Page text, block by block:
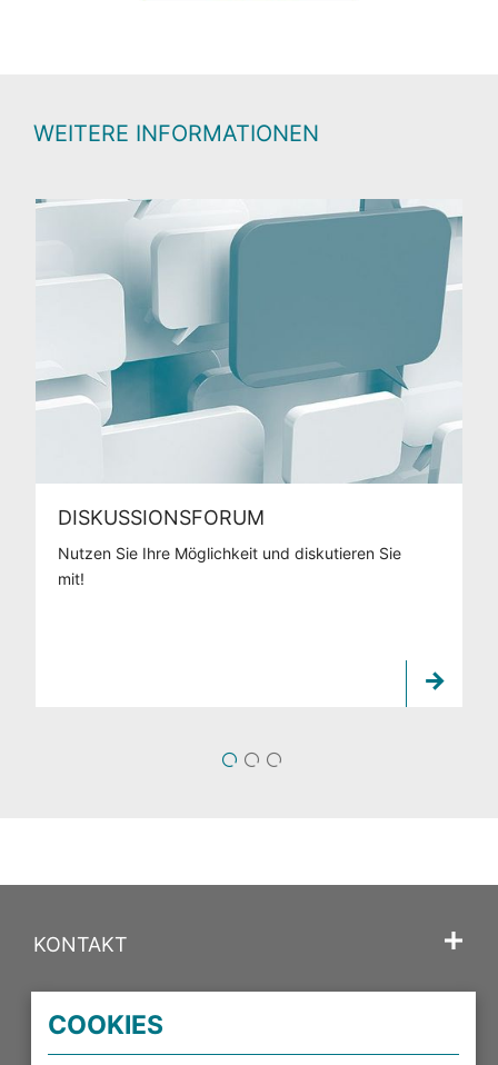
WEITERE INFORMATIONEN
DISKUSSIONSFORUM
Nutzen Sie Ihre Möglichkeit und diskutieren Sie
mit!
1 2
KONTAKT
COOKIES